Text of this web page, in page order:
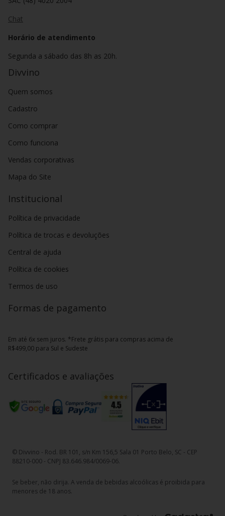
Chat
Horário de atendimento
Segunda a sábado das 8h as 20h.
Divvino
Quem somos
Cadastro
Como comprar
Como funciona
Vendas corporativas
Mapa do Site
Institucional
Política de privacidade
Política de trocas e devoluções
Central de ajuda
Política de cookies
Termos de uso
Formas de pagamento
Em até 6x sem juros. *Frete grátis para compras acima de
R$499,00 para Sul e Sudeste
Certificados e avaliações
© Divvino - Rod. BR 101, s/n Km 156,5 Sala 01 Porto Belo, SC - CEP
88210-000 - CNPJ 83.646.984/0069-06.
Se beber, não dirija. A venda de bebidas alcoólicas é proibida para
menores de 18 anos.